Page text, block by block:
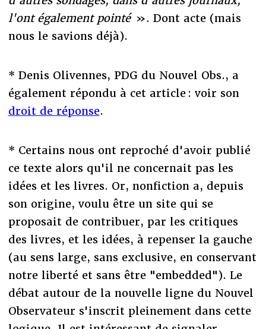
l'ont également pointé». Dont acte (mais
nous le savions déjà).
* Denis Olivennes, PDG du Nouvel Obs., a
également répondu à cet article : voir son
droit de réponse.
* Certains nous ont reproché d'avoir publié
ce texte alors qu'il ne concernait pas les
idées et les livres. Or, nonfiction a, depuis
son origine, voulu être un site qui se
proposait de contribuer, par les critiques
des livres, et les idées, à repenser la gauche
(au sens large, sans exclusive, en conservant
notre liberté et sans être "embedded"). Le
débat autour de la nouvelle ligne du Nouvel
Observateur s'inscrit pleinement dans cette